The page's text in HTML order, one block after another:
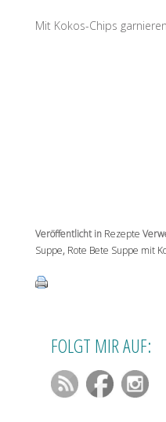
Mit Kokos-Chips
Veröffentlicht in Rezepte
Suppe, Rote Bete Suppe mit
FOLGT MIR AUF: